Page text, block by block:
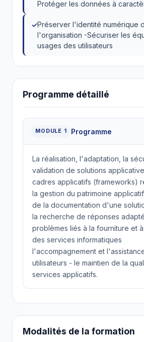
Protéger les données à
Préserver l'identité numérique
l'organisation -Sécuriser les
usages des utilisateurs
Programme détaillé
MODULE 1 Programme
La réalisation, l'adaptation, la
validation de solutions
cadres applicatifs (frameworks)
la gestion du patrimoine
de la documentation d'une
la recherche de réponses
problèmes liés à la fourniture et
des services informatiques
l'accompagnement et
utilisateurs - le maintien de la
services applicatifs.
Modalités de la formation